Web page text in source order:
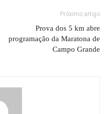
Próximo artigo
Prova dos 5 km abre
programação da Maratona de
Campo Grande